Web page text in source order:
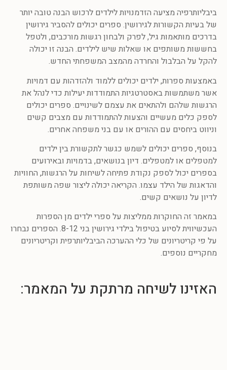
ביבליותרפיה מציעה הזדמנויות לילדים לרכוש הבנה טובה יותר
של בעיות הקשורות לגירושין. ספרים יכולים להסביר גירושין
בדרכים מותאמות גיל, לפרק ולבחון רגשות מורכבים, ולטפל
בחששות משותפים או שאלות שיש לילדים. הבנה זו יכולה
להקל על הבלבול והחרדה מהמצב המשפחתי החדש.
באמצעות ספרות, ילדים יכולים ללמוד ולהזדהות עם דמויות
אשר משתמשות באסטרטגיות התמודדות יעילות כדי לנהל את
הרגשות שלהם ולהתאים את עצמם לשינויים. ספרים יכולים
לספק כלים מעשיים והצעות להתמודדות עם מצבים קשים
וניווט ביחסים עם ההורים או עם בני משפחה אחרים.
בנוסף, ספרים יכולים לשמש כגשר לתקשורת בין ילדים
למטפלים או למטפלים. דיון בנושאים, בדמויות ובאירועים
בספרים יכול לספק נקודת פתיחה לשיחות על הרגשות, החוויות
והדאגות של הילד עצמו. הקריאה יכולה ליצור שפה משותפת
לדיון על נושאים קשים.
במאמר זה החוקרות ממליצות על ספרי ילדים מן הספרות
העכשיווית לסיוע בטיפול בילדי גירושין בני 8-12. הספרים נבחרו
על פי קריטריונים של כלי ההערכה הביבליותרפית וקריטריונים
מחקריים נוספים.
האזינו לשיחה מרתקת על המאמר: